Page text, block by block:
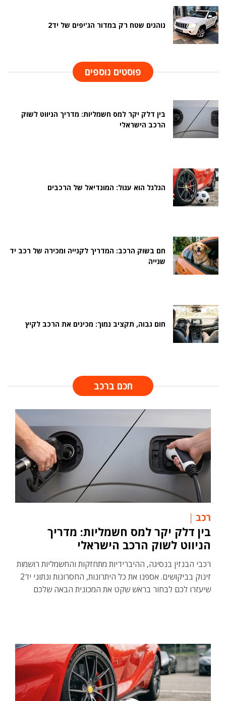
נוהגים שטח רק במדור הג'יפים של יד2
פוסטים נוספים
בין דלק יקר למס חשמליות: מדריך הניווט לשוק
הרכב הישראלי
הגלגל הוא עגול: המונדיאל של הרכבים
חם בשוק הרכב: המדריך לקנייה ומכירה של רכב יד
שנייה
חום גבוה, תקציב נמוך: מכינים את הרכב לקיץ
חכם ברכב
רכב
בין דלק יקר למס חשמליות: מדריך
הניווט לשוק הרכב הישראלי
רכבי הבנזין בנסיגה, ההיברידיות מתחזקות והחשמליות רושמות
זינוק בביקושים. אספנו את כל היתרונות, החסרונות ונתוני יד2
שיעזרו לכם לבחור בראש שקט את המכונית הבאה שלכם